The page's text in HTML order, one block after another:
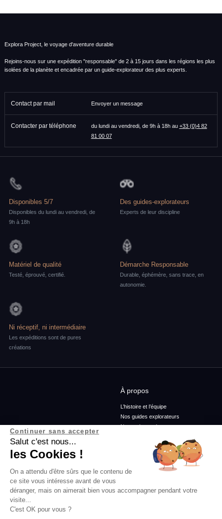
Explora Project, le voyage d'aventure durable
Rejoins-nous sur une expédition "responsable" de 2 à 15 jours dans les régions les plus
isolées de la planète et encadrée par un guide-explorateur des plus experts.
Contact par mail Envoyer un message
Contacter par téléphone du lundi au vendredi, de 9h à 18h au +33 (0)4 82
81 00 07
Disponibles 5/7
Disponibles du lundi au vendredi, de
9h à 18h
Des guides-explorateurs
Experts de leur discipline
Matériel de qualité
Testé, éprouvé, certifié.
Démarche Responsable
Durable, éphémère, sans trace, en
autonomie.
Ni réceptif, ni intermédiaire
Les expéditions sont de pures
créations
À propos
L’histoire et l’équipe
Nos guides explorateurs
Nos ambassadeurs
Conditions générales de vente
Conditions générales d'utilisation
Services
Rejoins-nous
Agence
Continuer sans accepter
Salut c'est nous...
les Cookies !
On a attendu d'être sûrs que le contenu de
ce site vous intéresse avant de vous
déranger, mais on aimerait bien vous accompagner pendant votre
visite...
C'est OK pour vous ?